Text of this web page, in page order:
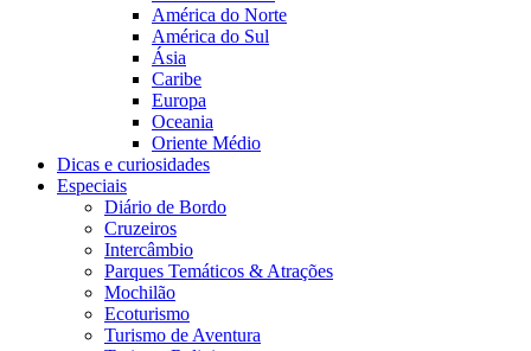
América do Norte
América do Sul
Ásia
Caribe
Europa
Oceania
Oriente Médio
Dicas e curiosidades
Especiais
Diário de Bordo
Cruzeiros
Intercâmbio
Parques Temáticos & Atrações
Mochilão
Ecoturismo
Turismo de Aventura